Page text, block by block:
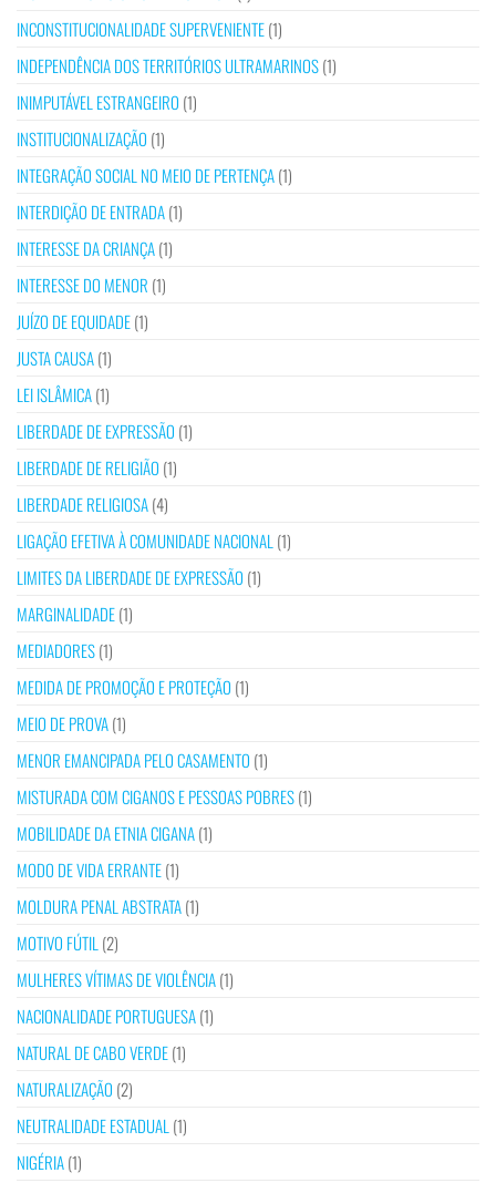
INCONSTITUCIONALIDADE SUPERVENIENTE(1)
INDEPENDÊNCIA DOS TERRITÓRIOS ULTRAMARINOS(1)
INIMPUTÁVEL ESTRANGEIRO (1)
INSTITUCIONALIZAÇÃO (1)
INTEGRAÇÃO SOCIAL NO MEIO DE PERTENÇA(1)
INTERDIÇÃO DE ENTRADA(1)
INTERESSE DA CRIANÇA(1)
INTERESSE DO MENOR (1)
JUÍZO DE EQUIDADE(1)
JUSTA CAUSA(1)
LEI ISLÂMICA(1)
LIBERDADE DE EXPRESSÃO (1)
LIBERDADE DE RELIGIÃO (1)
LIBERDADE RELIGIOSA(4)
LIGAÇÃO EFETIVA À COMUNIDADE NACIONAL (1)
LIMITES DA LIBERDADE DE EXPRESSÃO (1)
MARGINALIDADE(1)
MEDIADORES(1)
MEDIDA DE PROMOÇÃO E PROTEÇÃO (1)
MEIO DE PROVA(1)
MENOR EMANCIPADA PELO CASAMENTO (1)
MISTURADA COM CIGANOS E PESSOAS POBRES(1)
MOBILIDADE DA ETNIA CIGANA(1)
MODO DE VIDA ERRANTE(1)
MOLDURA PENAL ABSTRATA(1)
MOTIVO FÚTIL (2)
MULHERES VÍTIMAS DE VIOLÊNCIA(1)
NACIONALIDADE PORTUGUESA(1)
NATURAL DE CABO VERDE(1)
NATURALIZAÇÃO (2)
NEUTRALIDADE ESTADUAL (1)
NIGÉRIA(1)